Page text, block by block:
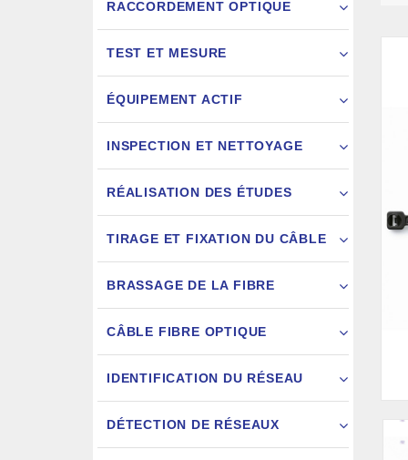
RACCORDEMENT OPTIQUE
TEST ET MESURE
ÉQUIPEMENT ACTIF
INSPECTION ET NETTOYAGE
RÉALISATION DES ÉTUDES
TIRAGE ET FIXATION DU CÂBLE
BRASSAGE DE LA FIBRE
CÂBLE FIBRE OPTIQUE
IDENTIFICATION DU RÉSEAU
DÉTECTION DE RÉSEAUX